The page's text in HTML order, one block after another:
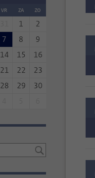
VR ZA ZO
1
2
7 8
9
14 15
16
21 22
23
28 29
30